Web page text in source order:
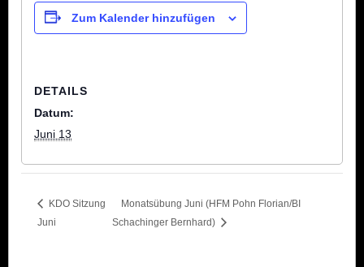
Zum Kalender hinzufügen
DETAILS
Datum:
Juni 13
KDO Sitzung
Juni
Monatsübung Juni (HFM Pohn Florian/BI
Schachinger Bernhard)